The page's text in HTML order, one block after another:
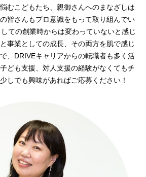
むこどもたち、親御さんへのまなざしは
皆さんもプロ意識をもって取り組んでい
ての創業時からは変わっていないと感じ
事業としての成長、その両方を肌で感じ
、DRIVEキャリアからの転職者も多く活
ども支援、対人支援の経験がなくてもチ
しでも興味があればご応募ください！